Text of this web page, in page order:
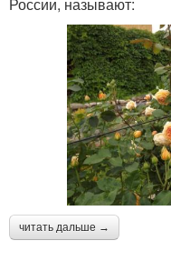
читать дальше →